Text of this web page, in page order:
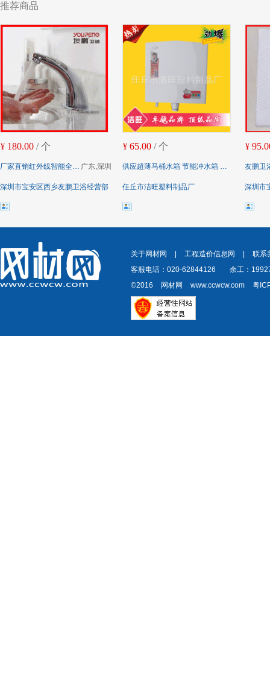
推荐商品
¥ 180.00 / 个
广东,深圳
厂家直销红外线智能全自动感应水龙头 单冷感应面盆水龙头
深圳市宝安区西乡友鹏卫浴经营部
¥ 65.00 / 个
供应超薄马桶水箱 节能冲水箱 座便器水箱 节能冲水箱 款式多样
任丘市洁旺塑料制品厂
¥
友鹏卫浴陶瓷蹲便器
深圳市
关于网材网 工程造价信息网
联系
客服电话：020-62844126
余工：
©2016
网材网 www.ccwcw.com 粤